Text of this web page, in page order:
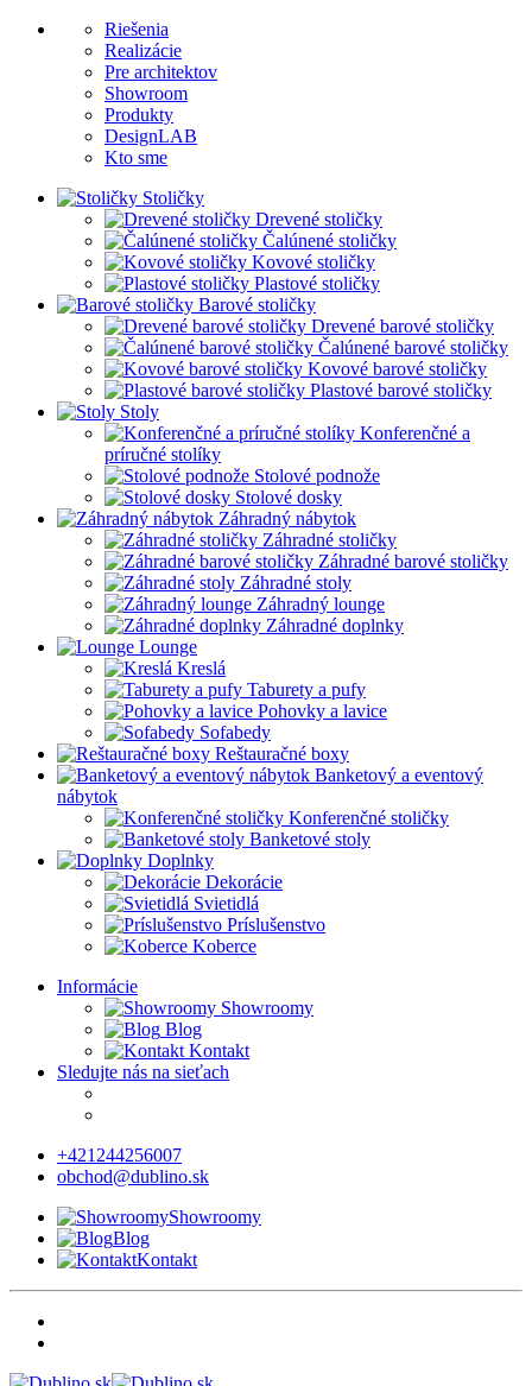
Riešenia
Realizácie
Pre architektov
Showroom
Produkty
DesignLAB
Kto sme
Stoličky
Drevené stoličky
Čalúnené stoličky
Kovové stoličky
Plastové stoličky
Barové stoličky
Drevené barové stoličky
Čalúnené barové stoličky
Kovové barové stoličky
Plastové barové stoličky
Stoly
Konferenčné a
príručné stolíky
Stolové podnože
Stolové dosky
Záhradný nábytok
Záhradné stoličky
Záhradné barové stoličky
Záhradné stoly
Záhradný lounge
Záhradné doplnky
Lounge
Kreslá
Taburety a pufy
Pohovky a lavice
Sofabedy
Reštauračné boxy
Banketový a eventový
nábytok
Konferenčné stoličky
Banketové stoly
Doplnky
Dekorácie
Svietidlá
Príslušenstvo
Koberce
Informácie
Showroomy
Blog
Kontakt
Sledujte nás na sieťach
+421244256007
obchod@dublino.sk
Showroomy
Blog
Kontakt